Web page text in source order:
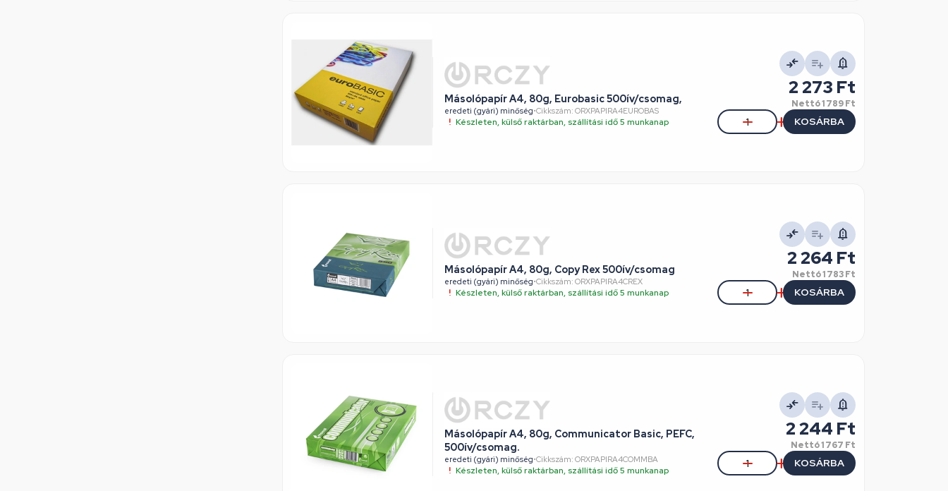
Másolópapír A4, 80g, Eurobasic 500ív/csomag,
eredeti (gyári) minőség•Cikkszám: ORXPAPIRA4EUROBAS
Készleten, külső raktárban, szállítási idő 5 munkanap
2 273 Ft
Nettó1 789 Ft
KOSÁRBA
Másolópapír A4, 80g, Copy Rex 500ív/csomag
eredeti (gyári) minőség•Cikkszám: ORXPAPIRA4CREX
Készleten, külső raktárban, szállítási idő 5 munkanap
2 264 Ft
Nettó1 783 Ft
KOSÁRBA
Másolópapír A4, 80g, Communicator Basic, PEFC,
500ív/csomag.
eredeti (gyári) minőség•Cikkszám: ORXPAPIRA4COMMBA
Készleten, külső raktárban, szállítási idő 5 munkanap
2 244 Ft
Nettó1 767 Ft
KOSÁRBA